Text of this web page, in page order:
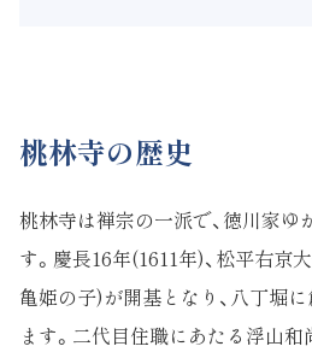
桃林寺の歴史
桃林寺は禅宗の一派で、徳川家ゆ
す。慶長16年(1611年)、松平右京
亀姫の子)が開基となり、八丁堀
ます。二代目住職にあたる浮山和